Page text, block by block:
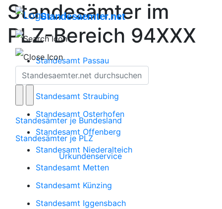
Standesaemter.net
Standesämter je Bundesland
Standesämter je PLZ
Urkundenservice
Standesämter im
PLZ-Bereich 94XXX
Standesamt Passau
Standesamt Plattling
Standesamt Straubing
Standesamt Osterhofen
Standesamt Offenberg
Standesamt Niederalteich
Standesamt Metten
Standesamt Künzing
Standesamt Iggensbach